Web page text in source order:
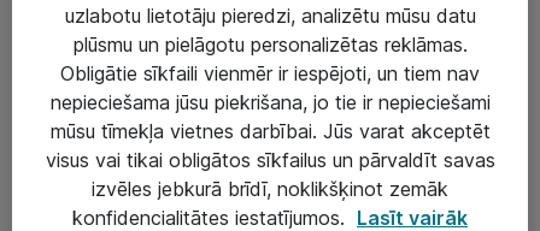
Risinājumi & Pakalpojumi
IT serviss un atbalsts
IT infrastruktūra
Darba vietu IT risinājumi
Serveri un datu centri
uzlabotu lietotāju pieredzi, analizētu mūsu datu
plūsmu un pielāgotu personalizētas reklāmas.
Obligātie sīkfaili vienmēr ir iespējoti, un tiem nav
nepieciešama jūsu piekrišana, jo tie ir nepieciešami
mūsu tīmekļa vietnes darbībai. Jūs varat akceptēt
visus vai tikai obligātos sīkfailus un pārvaldīt savas
izvēles jebkurā brīdī, noklikšķinot zemāk
konfidencialitātes iestatījumos. Lasīt vairāk